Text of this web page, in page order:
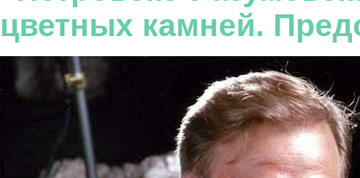
цветных камней.